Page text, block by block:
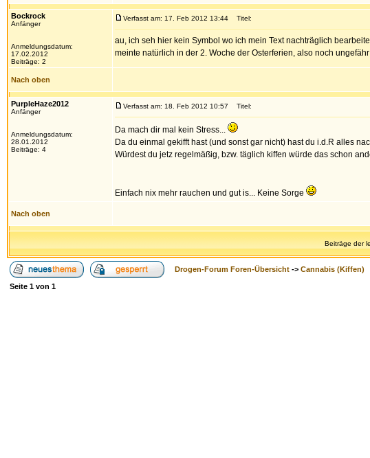
Bockrock
Anfänger
Anmeldungsdatum:
17.02.2012
Beiträge: 2
Verfasst am: 17. Feb 2012 13:44 Titel:
au, ich seh hier kein Symbol wo ich mein Text nachträglich
meinte natürlich in der 2. Woche der Osterferien, also noch
Nach oben
PurpleHaze2012
Anfänger
Anmeldungsdatum:
28.01.2012
Beiträge: 4
Verfasst am: 18. Feb 2012 10:57 Titel:
Da mach dir mal kein Stress...
Da du einmal gekifft hast (und sonst gar nicht) hast du i.d.R alles
Würdest du jetz regelmäßig, bzw. täglich kiffen würde das schon
Einfach nix mehr rauchen und gut is... Keine Sorge
Nach oben
Beiträge der
Drogen-Forum Foren-Übersicht -> Cannabis (Kiffen)
Seite 1 von 1